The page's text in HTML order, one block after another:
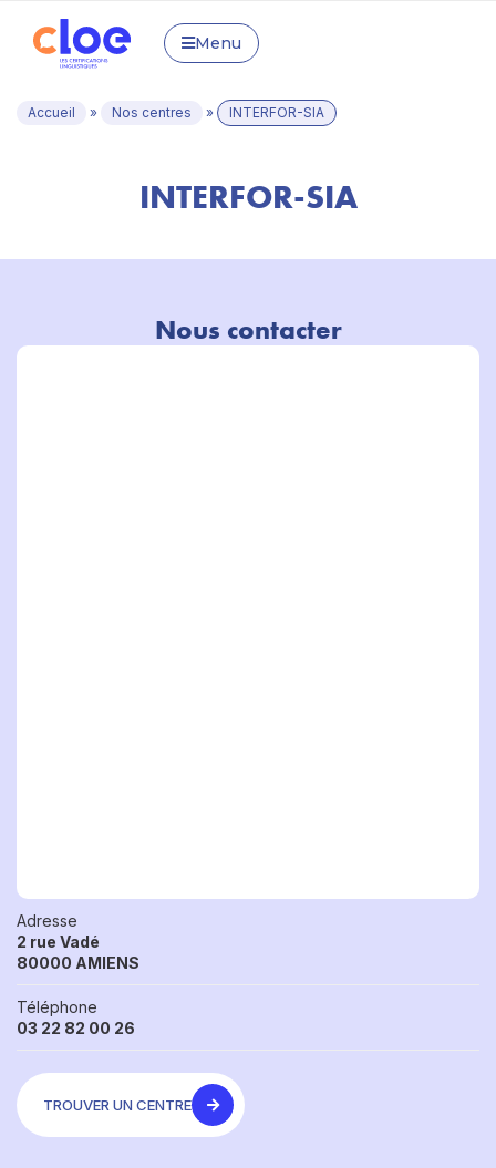
Menu
Accueil » Nos centres » INTERFOR-SIA
INTERFOR-SIA
Nous contacter
Adresse
2 rue Vadé
80000 AMIENS
Téléphone
03 22 82 00 26
TROUVER UN CENTRE